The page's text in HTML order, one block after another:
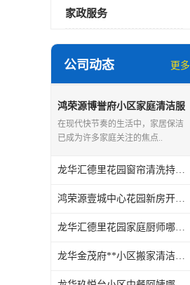
家政服务
公司动态 更多
鸿荣源博誉府小区家庭清洁服
务怎么样
在现代快节奏的生活中，家居保洁
已成为许多家庭关注的焦点..
龙华汇德里花园窗帘清洗持证上岗
鸿荣源壹城中心花园新房开荒保洁怎么样
龙华汇德里花园家庭厨师哪家好
龙华金茂府**小区搬家清洁怎么样